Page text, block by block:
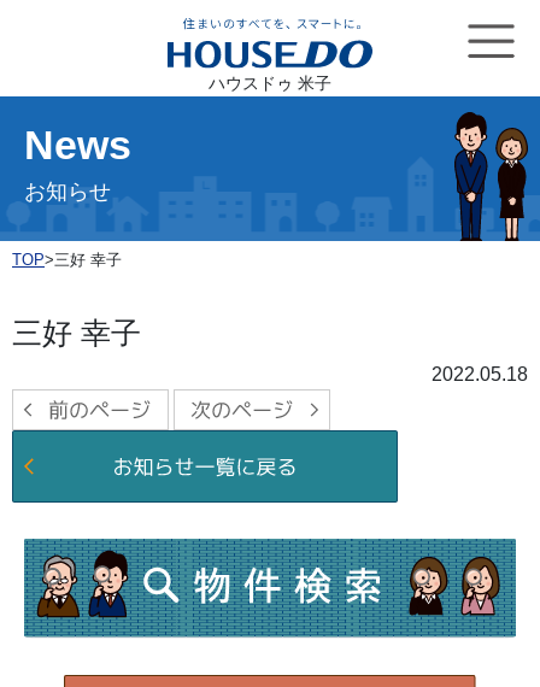
ハウスドゥ 米子
News
お知らせ
TOP>三好 幸子
三好 幸子
2022.05.18